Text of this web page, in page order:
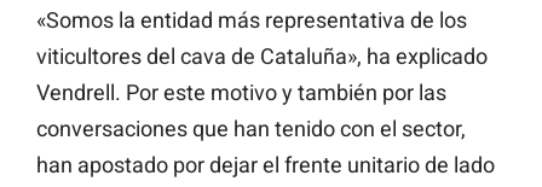
«Somos la entidad más representativa de los
viticultores del cava de Cataluña», ha explicado
Vendrell. Por este motivo y también por las
conversaciones que han tenido con el sector,
han apostado por dejar el frente unitario de lado